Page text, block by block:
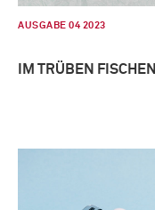
AUSGABE 04 2023
IM TRÜBEN FISCHEN